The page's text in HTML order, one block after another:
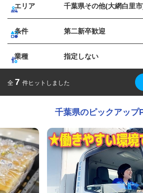
エリア 千葉県その他(大網白里
条件 第二新卒歓迎
業種 指定しない
全 7 件ヒットしました
千葉県のピックアップ